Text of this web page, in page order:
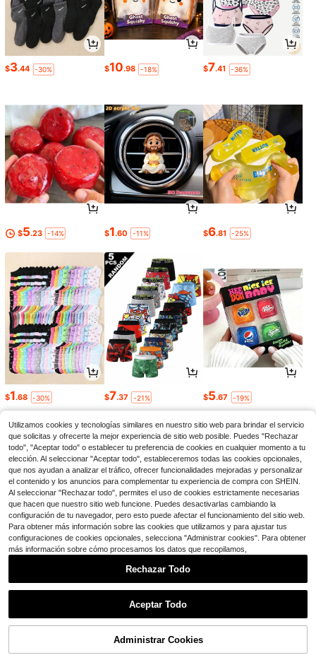
1
$3.44 -30% $10.98 -18% $7.41 -36%
$5.23 -14% $1.60 -11% $6.81 -25%
$1.68 -30% $7.37 -21% $5.67 -19%
Volver al principio
Utilizamos cookies y tecnologías similares en nuestro sitio web para brindar el servicio
que solicitas y ofrecerte la mejor experiencia de sitio web posible. Puedes "Rechazar
todo", "Aceptar todo" o establecer tu preferencia de cookies en cualquier momento a tu
elección. Al seleccionar "Aceptar todo", estableceremos todas las cookies opcionales,
que nos ayudan a analizar el tráfico, ofrecer funcionalidades mejoradas y personalizar
el contenido y los anuncios para complementar tu experiencia de compra con SHEIN.
Al seleccionar "Rechazar todo", permites el uso de cookies estrictamente necesarias
que hacen que nuestro sitio web funcione. Puedes desactivarlas cambiando la
configuración de tu navegador, pero esto puede afectar el funcionamiento del sitio web.
Para obtener más información sobre las cookies que utilizamos y para ajustar tus
configuraciones de cookies opcionales, selecciona "Administrar cookies". Para obtener
más información sobre cómo procesamos los datos que recopilamos,
Rechazar Todo
Aceptar Todo
Administrar Cookies